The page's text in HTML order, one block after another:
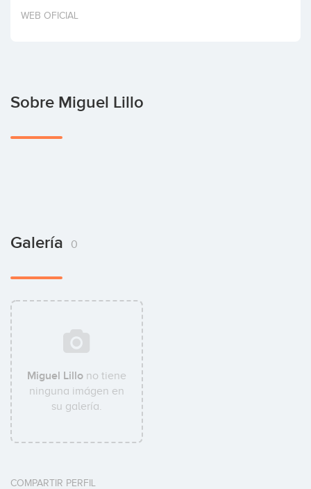
Invertir
WEB OFICIAL
Sobre Miguel Lillo
Galería 0
Miguel Lillo no tiene
ninguna imágen en
su galería.
COMPARTIR PERFIL